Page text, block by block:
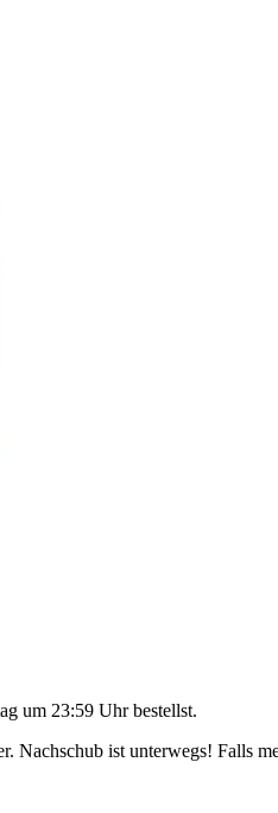
um 23:59 Uhrbestellst.
Nachschub ist unterwegs! Falls